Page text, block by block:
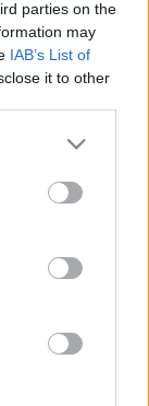
parties on the
may
IAB’s List of
it to other
more Google
may click to
tags to
below Google
2003 végén
egyesületet
ennek az
tulajdon. A
épület, a
Idén